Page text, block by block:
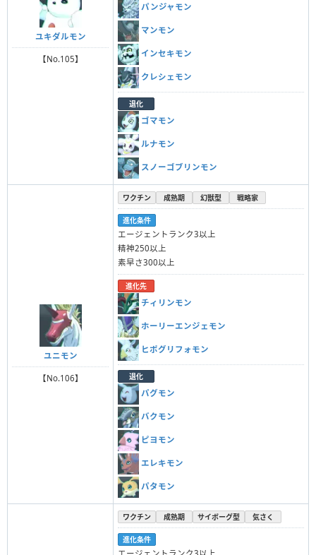
ユキダルモン
【No.105】
パンジャモン
マンモン
インセキモン
クレシェモン
退化
ゴマモン
ルナモン
スノーゴブリンモン
ユニモン
【No.106】
ワクチン 成熟期 幻獣型 戦略家
進化条件
エージェントランク3以上
精神250以上
素早さ300以上
進化先
チィリンモン
ホーリーエンジェモン
ヒポグリフォモン
退化
パグモン
バクモン
ピヨモン
エレキモン
パタモン
ワクチン 成熟期 サイボーグ型 気さく
進化条件